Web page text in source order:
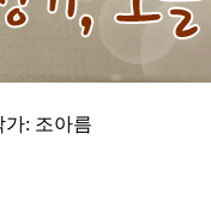
가: 조아름